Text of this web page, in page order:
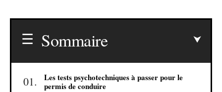
Sommaire
Les tests psychotechniques à passer pour le
permis de conduire